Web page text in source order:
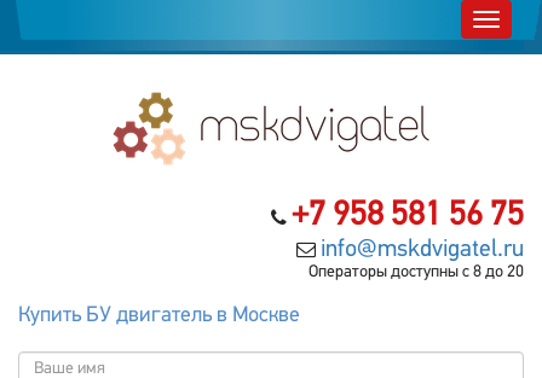
+7 958 581 56 75
info@mskdvigatel.ru
Операторы доступны с 8 до 20
Купить БУ двигатель в Москве